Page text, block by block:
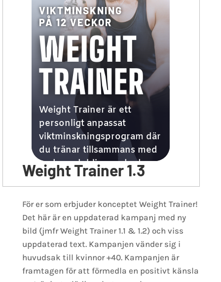
Weight Trainer 1.3
För er som erbjuder konceptet Weight Trainer!
Det här är en uppdaterad kampanj med ny
bild (jmfr Weight Trainer 1.1 & 1.2) och viss
uppdaterad text. Kampanjen vänder sig i
huvudsak till kvinnor +40. Kampanjen är
framtagen för att förmedla en positivt känsla